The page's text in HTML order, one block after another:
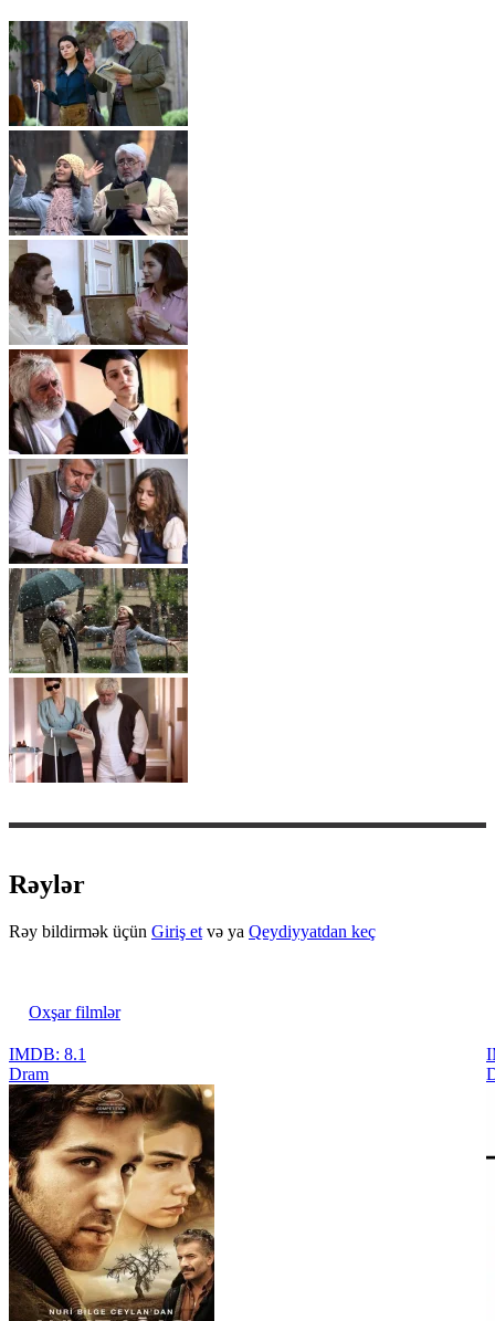
Rəylər
Rəy bildirmək üçün Giriş et və ya Qeydiyyatdan keç
Oxşar filmlər
IMDB: 8.1
Dram